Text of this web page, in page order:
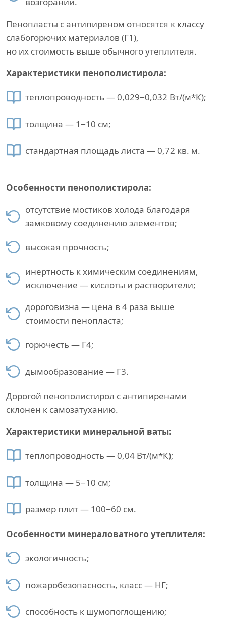
Пенопласты с антипиреном относятся к классу
слабогорючих материалов (Г1),
но их стоимость выше обычного утеплителя.
Характеристики пенополистирола:
теплопроводность — 0,029−0,032 Вт/(м*К);
толщина — 1−10 см;
стандартная площадь листа — 0,72 кв. м.
Особенности пенополистирола:
отсутствие мостиков холода благодаря
замковому соединению элементов;
высокая прочность;
инертность к химическим соединениям,
исключение — кислоты и растворители;
дороговизна — цена в 4 раза выше
стоимости пенопласта;
горючесть — Г4;
дымообразование — Г3.
Дорогой пенополистирол с антипиренами
склонен к самозатуханию.
Характеристики минеральной ваты:
теплопроводность — 0,04 Вт/(м*К);
толщина — 5−10 см;
размер плит — 100−60 см.
Особенности минераловатного утеплителя:
экологичность;
пожаробезопасность, класс — НГ;
способность к шумопоглощению;